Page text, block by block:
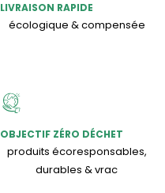
LIVRAISON RAPIDE
écologique & compensée
OBJECTIF ZÉRO DÉCHET
produits écoresponsables,
durables & vrac